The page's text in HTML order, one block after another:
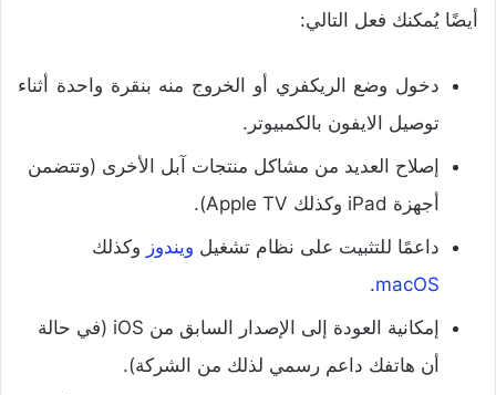
أيضًا يُمكنك فعل التالي:
دخول وضع الريكفري أو الخروج منه بنقرة واحدة أثناء
توصيل الايفون بالكمبيوتر.
إصلاح العديد من مشاكل منتجات آبل الأخرى (وتتضمن
أجهزة iPad وكذلك Apple TV).
داعمًا للتثبيت على نظام تشغيل ويندوز وكذلك
macOS
.
إمكانية العودة إلى الإصدار السابق من iOS (في حالة
أن هاتفك داعم رسمي لذلك من الشركة).